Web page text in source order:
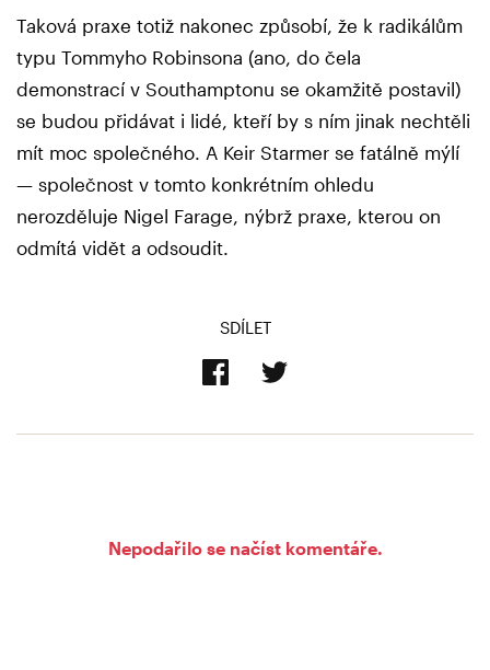
Taková praxe totiž nakonec způsobí, že k radikálům
typu Tommyho Robinsona (ano, do čela
demonstrací v Southamptonu se okamžitě postavil)
se budou přidávat i lidé, kteří by s ním jinak nechtěli
mít moc společného. A Keir Starmer se fatálně mýlí
— společnost v tomto konkrétním ohledu
nerozděluje Nigel Farage, nýbrž praxe, kterou on
odmítá vidět a odsoudit.
SDÍLET
Nepodařilo se načíst komentáře.